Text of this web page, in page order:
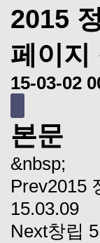
2015
페이지
15-03-02
본문
&nbsp;
Prev2015
15.03.09
Next창립